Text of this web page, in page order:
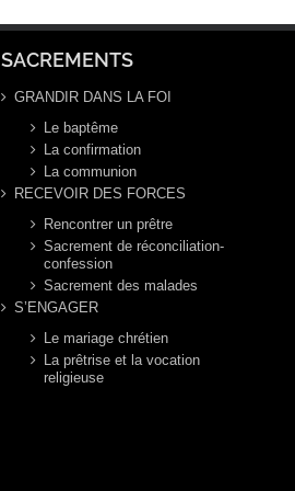
SACREMENTS
GRANDIR DANS LA FOI
Le baptême
La confirmation
La communion
RECEVOIR DES FORCES
Rencontrer un prêtre
Sacrement de réconciliation-
confession
Sacrement des malades
S’ENGAGER
Le mariage chrétien
La prêtrise et la vocation
religieuse